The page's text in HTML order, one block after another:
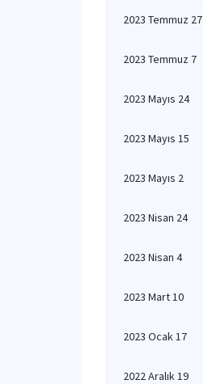
2023 Temmuz 27
2023 Temmuz 7
2023 Mayıs 24
2023 Mayıs 15
2023 Mayıs 2
2023 Nisan 24
2023 Nisan 4
2023 Mart 10
2023 Ocak 17
2022 Aralık 19